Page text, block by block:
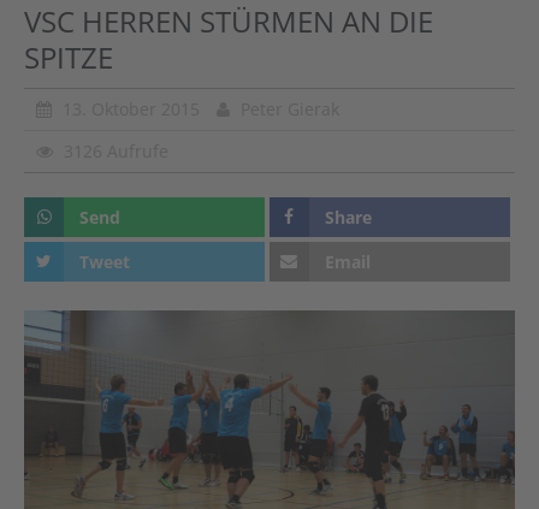
Shop
VSC HERREN STÜRMEN AN DIE
SPITZE
Send
Share
Tweet
Email